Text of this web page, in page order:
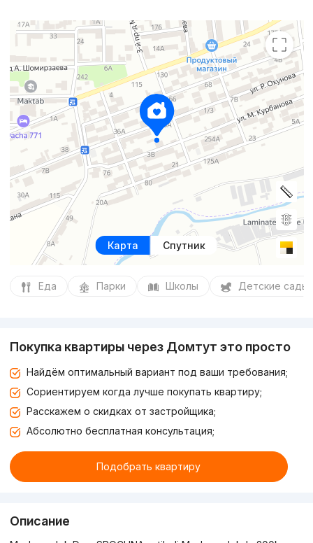
Карта Спутник
Еда Парки Школы Детские сады
Покупка квартиры через Домтут это просто
Найдём оптимальный вариант под ваши требования;
Сориентируем когда лучше покупать квартиру;
Расскажем о скидках от застройщика;
Абсолютно бесплатная консультация;
Подобрать квартиру
Описание